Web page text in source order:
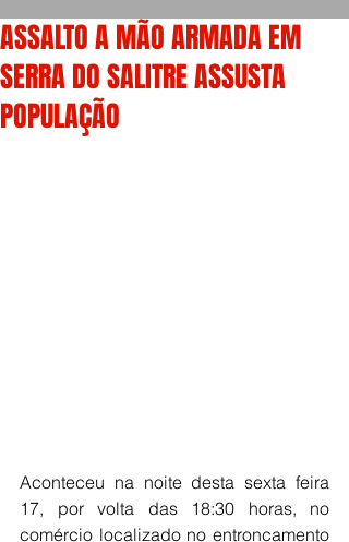
ASSALTO A MÃO ARMADA EM
SERRA DO SALITRE ASSUSTA
POPULAÇÃO
Aconteceu na noite desta sexta feira
17, por volta das 18:30 horas, no
comércio localizado no entroncamento